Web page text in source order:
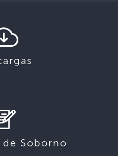
Soborno